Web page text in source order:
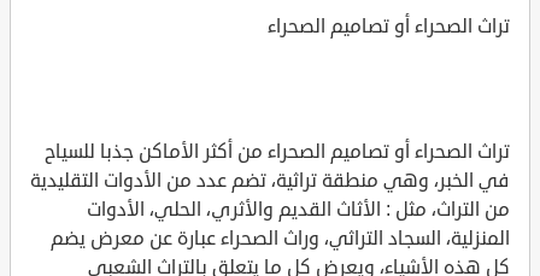
تراث الصحراء أو تصاميم الصحراء
تراث الصحراء أو تصاميم الصحراء من أكثر الأماكن جذبا للسياح
في الخبر، وهي منطقة تراثية، تضم عدد من الأدوات التقليدية
من التراث، مثل : الأثاث القديم والأثري، الحلي، الأدوات
المنزلية، السجاد التراثي، وراث الصحراء عبارة عن معرض يضم
كل هذه الأشياء، ويعرض كل ما يتعلق بالتراث الشعبي